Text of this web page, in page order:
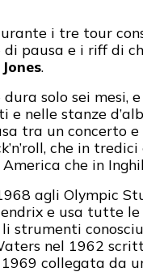
i tre tour
di pausa e i riff di
.
solo sei mesi,
nelle stanze
tra un concerto
che in
che in
agli Olympic
e usa tutte
strumenti
nel 1962
1969 collegata da